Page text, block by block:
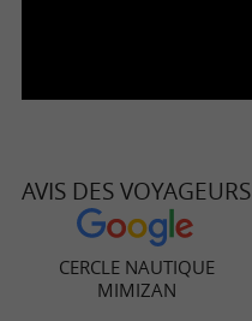
AVIS DES VOYAGEURS
CERCLE NAUTIQUE
MIMIZAN